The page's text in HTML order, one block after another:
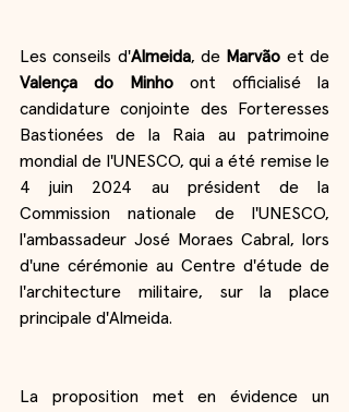
Les conseils d'Almeida, de Marvão
Valença do Minho ont officialisé la
candidature conjointe des Forteresses
Bastionées de la Raia au patrimoine
mondial de l'UNESCO, qui a été remise le
4 juin 2024 au président de la
Commission nationale de l'UNESCO,
l'ambassadeur José Moraes Cabral, lors
d'une cérémonie au Centre d'étude de
l'architecture militaire, sur la place
principale d'Almeida.
La proposition met en évidence un